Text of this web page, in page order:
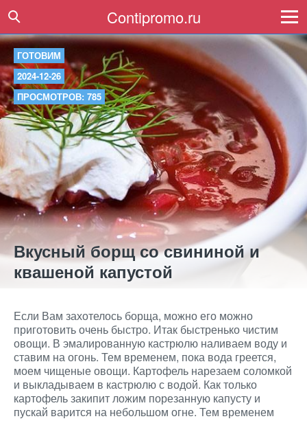
Contipromo.ru
ГОТОВИМ
2024-12-26
ПРОСМОТРОВ: 785
Вкусный борщ со свининой и
квашеной капустой
Если Вам захотелось борща, можно его можно
приготовить очень быстро. Итак быстренько чистим
овощи. В эмалированную кастрюлю наливаем воду и
ставим на огонь. Тем временем, пока вода греется,
моем чищеные овощи. Картофель нарезаем соломкой
и выкладываем в кастрюлю с водой. Как только
картофель закипит ложим порезанную капусту и
пускай варится на небольшом огне. Тем временем